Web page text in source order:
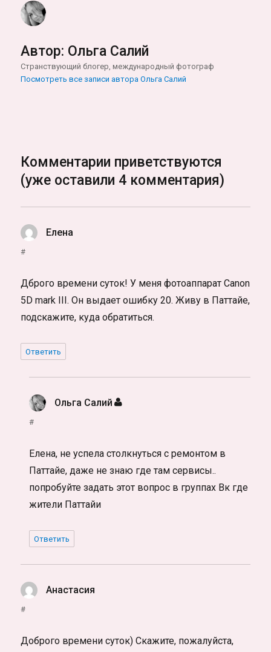
Автор: Ольга Салий
Странствующий блогер, международный фотограф
Посмотреть все записи автора Ольга Салий
Комментарии приветствуются
(уже оставили 4 комментария)
Елена
#
Дброго времени суток! У меня фотоаппарат Canon
5D mark III. Он выдает ошибку 20. Живу в Паттайе,
подскажите, куда обратиться.
Ответить
Ольга Салий :
#
Елена, не успела столкнуться с ремонтом в
Паттайе, даже не знаю где там сервисы..
попробуйте задать этот вопрос в группах Вк где
жители Паттайи
Ответить
Анастасия
#
Доброго времени суток) Скажите, пожалуйста,